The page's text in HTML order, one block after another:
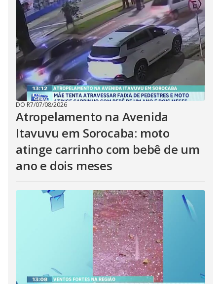
DO R7/07/08/2026
Atropelamento na Avenida
Itavuvu em Sorocaba: moto
atinge carrinho com bebê de um
ano e dois meses